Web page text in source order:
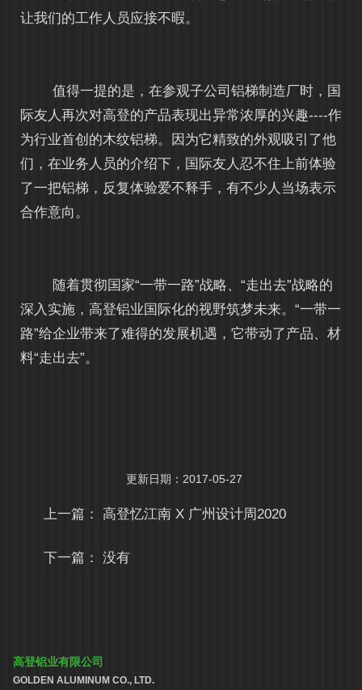
让我们的工作人员应接不暇。
值得一提的是，在参观子公司铝梯制造厂时，国
际友人再次对高登的产品表现出异常浓厚的兴趣----作
为行业首创的木纹铝梯。因为它精致的外观吸引了他
们，在业务人员的介绍下，国际友人忍不住上前体验
了一把铝梯，反复体验爱不释手，有不少人当场表示
合作意向。
随着贯彻国家“一带一路”战略、“走出去”战略的
深入实施，高登铝业国际化的视野筑梦未来。“一带一
路”给企业带来了难得的发展机遇，它带动了产品、材
料“走出去”。
更新日期：2017-05-27
上一篇：高登忆江南 X 广州设计周2020
下一篇： 没有
高登铝业有限公司
GOLDEN ALUMINUM CO., LTD.